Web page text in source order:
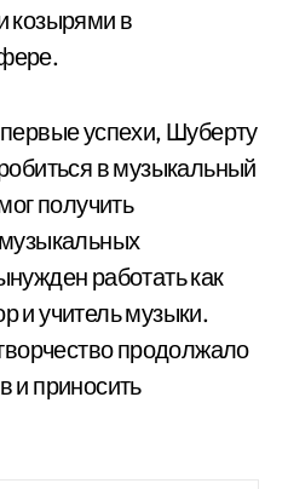
козырями в
успехи, Шуберту
в музыкальный
получить
работать как
и учитель музыки.
продолжало
и приносить